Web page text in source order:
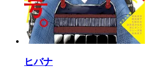
ヒバナ